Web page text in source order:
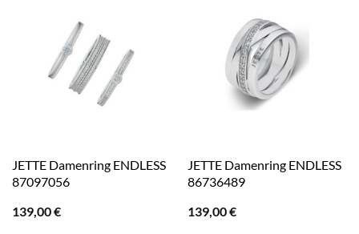
JETTE Damenring ENDLESS
87097056
139,00€
JETTE Damenring ENDLESS
86736489
139,00€